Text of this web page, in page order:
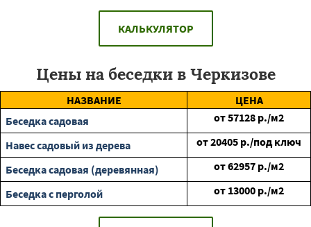
КАЛЬКУЛЯТОР
Цены на беседки в Черкизове
НАЗВАНИЕ
ЦЕНА
Беседка садовая
от57128 р./м2
Навес садовый из дерева
от20405 р./под ключ
Беседка садовая (деревянная)
от62957 р./м2
Беседка с перголой
от 13000 р./м2